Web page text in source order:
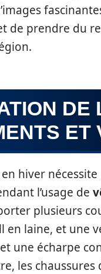
de prendre du
DE
ET
hiver
l’usage de
plusieurs
laine, et une
une écharpe
les